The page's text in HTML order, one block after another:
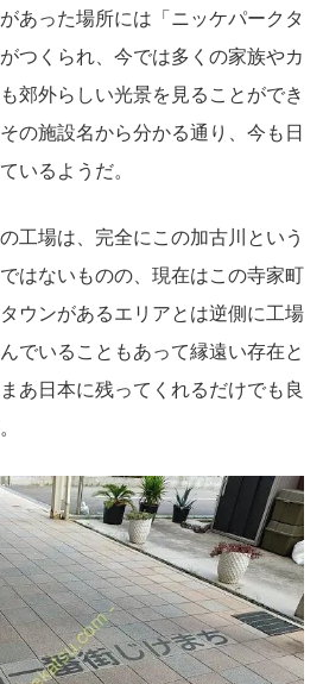
あった場所には「ニッケパークタ
つくられ、今では多くの家族やカ
郊外らしい光景を見ることができ
の施設名から分かる通り、今も日
いるようだ。
工場は、完全にこの加古川という
はないものの、現在はこの寺家町
ウンがあるエリアとは逆側に工場
でいることもあって縁遠い存在と
あ日本に残ってくれるだけでも良